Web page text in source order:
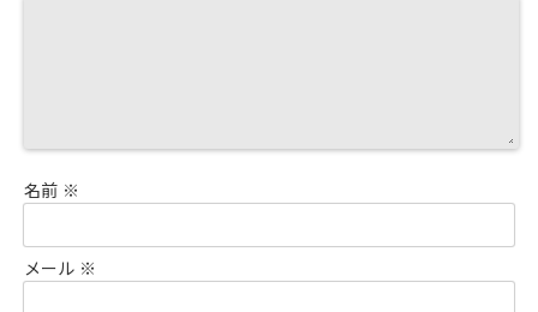
名前 ※
メール ※